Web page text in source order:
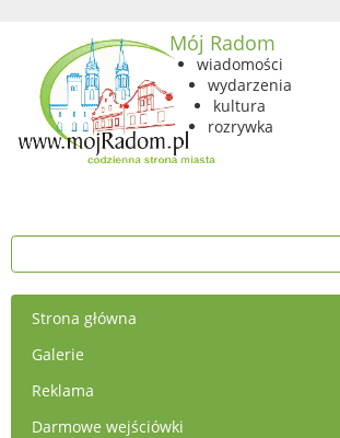
Mój Radom
wiadomości
wydarzenia
kultura
rozrywka
Strona główna
Galerie
Reklama
Darmowe wejściówki